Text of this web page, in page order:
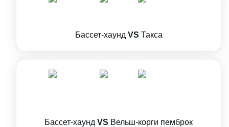
Бассет-хаунд VS Такса
Бассет-хаунд VS Вельш-корги пемброк